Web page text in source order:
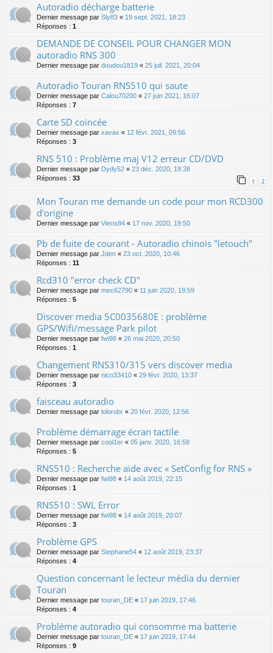
Autoradio décharge batterie
Dernier message par Sly83 « 19 sept. 2021, 18:23
Réponses : 1
DEMANDE DE CONSEIL POUR CHANGER MON
autoradio RNS 300
Dernier message par doudou1819 « 25 juil. 2021, 20:04
Autoradio Touran RNS510 qui saute
Dernier message par Calou70200 « 27 juin 2021, 16:07
Réponses : 7
Carte SD coincée
Dernier message par xavax « 12 févr. 2021, 09:56
Réponses : 3
RNS 510 : Problème maj V12 erreur CD/DVD
Dernier message par Dydy52 « 23 déc. 2020, 19:38
Réponses : 33 1 2
Mon Touran me demande un code pour mon RCD300
d'origine
Dernier message par Viens84 « 17 nov. 2020, 19:50
Pb de fuite de courant - Autoradio chinois "letouch"
Dernier message par Jden « 23 oct. 2020, 10:46
Réponses : 11
Rcd310 "error check CD"
Dernier message par mec62790 « 11 juin 2020, 19:59
Réponses : 5
Discover media 5C0035680E : problème
GPS/Wifi/message Park pilot
Dernier message par fwi98 « 26 mai 2020, 20:50
Réponses : 1
Changement RNS310/315 vers discover media
Dernier message par nico33410 « 29 févr. 2020, 13:37
Réponses : 3
faisceau autoradio
Dernier message par lolorobr « 20 févr. 2020, 12:56
Problème démarrage écran tactile
Dernier message par cool1er « 05 janv. 2020, 16:58
Réponses : 5
RNS510 : Recherche aide avec « SetConfig for RNS »
Dernier message par fwi98 « 14 août 2019, 22:15
Réponses : 1
RNS510 : SWL Error
Dernier message par fwi98 « 14 août 2019, 20:07
Réponses : 3
Problème GPS
Dernier message par Stephane54 « 12 août 2019, 23:37
Réponses : 4
Question concernant le lecteur média du dernier
Touran
Dernier message par touran_DE « 17 juin 2019, 17:46
Réponses : 4
Problème autoradio qui consomme ma batterie
Dernier message par touran_DE « 17 juin 2019, 17:44
Réponses : 9